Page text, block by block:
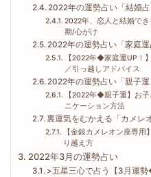
2022年の運勢占い「結婚占
2022年、恋人と結婚で
期/心がけ
2022年の運勢占い「家庭運
【2022年◆家庭運UP！
／引っ越しアドバイス
2022年の運勢占い「親子運
【2022年◆親子運】お
ニケーション方法
裏運気をむかえる「カメレ
【金銀カメレオン座専
り越え方
2022年3月の運勢占い
>五星三心で占う【3月運